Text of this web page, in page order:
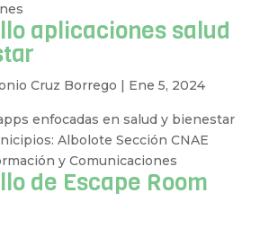
aplicaciones salud
Cruz Borrego | Ene 5, 2024
enfocadas en salud y bienestar
Albolote Sección CNAE
y Comunicaciones
de Escape Room